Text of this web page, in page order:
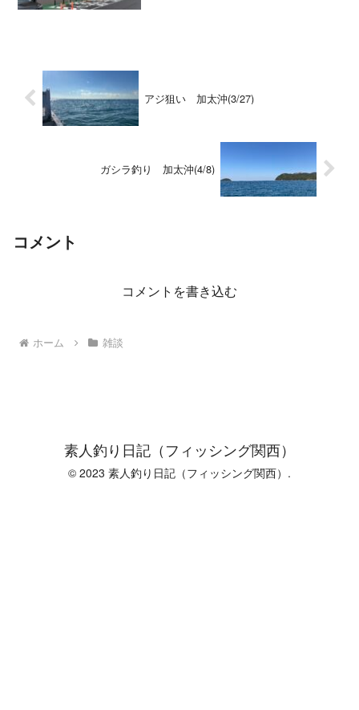
アジ狙い 加太沖(3/27)
ガシラ釣り 加太沖(4/8)
コメント
コメントを書き込む
ホーム 雑談
素人釣り日記（フィッシング関西）
© 2023 素人釣り日記（フィッシング関西）.